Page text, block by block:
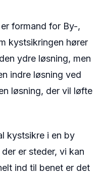
formand for By-,
kystsikringen hører
ydre løsning, men
indre løsning ved
løsning, der vil løfte
kystsikre i en by
er steder, vi kan
ind til benet er det